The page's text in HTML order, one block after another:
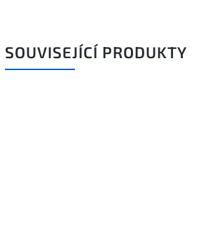
SOUVISEJÍCÍ PRODUKTY